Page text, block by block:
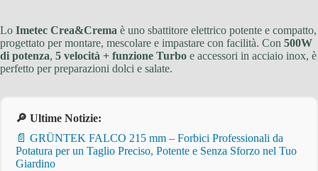
Lo Imetec Crea&Crema è uno sbattitore elettrico potente e compatto,
progettato per montare, mescolare e impastare con facilità. Con 500W
di potenza, 5 velocità + funzione Turbo e accessori in acciaio inox, è
perfetto per preparazioni dolci e salate.
🔎 Ultime Notizie:
📄 GRÜNTEK FALCO 215 mm – Forbici Professionali da
Potatura per un Taglio Preciso, Potente e Senza Sforzo nel Tuo
Giardino